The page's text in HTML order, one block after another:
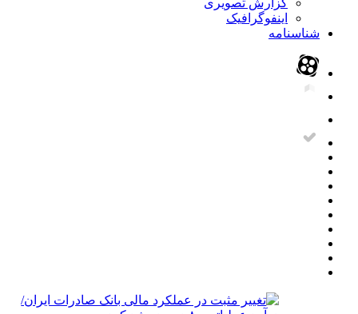
گزارش تصویری
اینفوگرافیک
شناسنامه